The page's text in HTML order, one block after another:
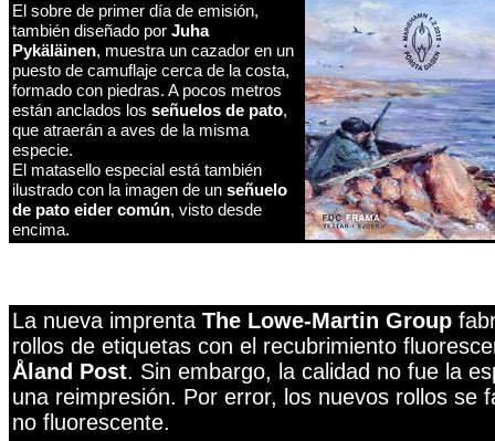
El sobre de primer día de emisión,
también diseñado por Juha
Pykäläinen, muestra un cazador en un
puesto de camuflaje cerca de la costa,
formado con piedras. A pocos metros
están anclados los señuelos de pato,
que atraerán a aves de la misma
especie.
El matasello especial está también
ilustrado con la imagen de un señuelo
de pato eider común, visto desde
encima.
La nueva imprenta The Lowe-Martin Group
rollos de etiquetas con el recubrimiento
Åland Post. Sin embargo, la calidad no fue la
una reimpresión. Por error, los nuevos rollos se
no fluorescente.